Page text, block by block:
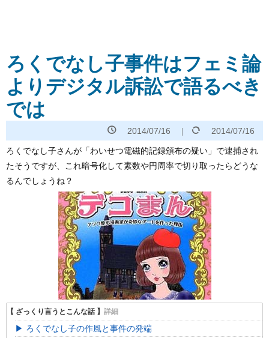
ろくでなし子事件はフェミ論
よりデジタル訴訟で語るべき
では
2014/07/16 2014/07/16
ろくでなし子さんが「わいせつ電磁的記録頒布の疑い」で逮捕され
たそうですが、これ暗号化して素数や円周率で切り取ったらどうな
るんでしょうね？
ろくでなし子の作風と事件の発端